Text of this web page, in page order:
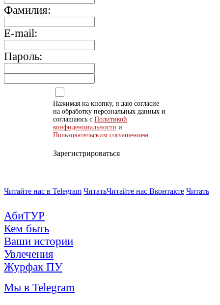
Фамилия:
E-mail:
Пароль:
Нажимая на кнопку, я даю согласие
на обработку персональных данных и
соглашаюсь с Политикой
конфиденциальности и
Пользовательским соглашением
Зарегистрироваться
Читайте нас в Telegram ЧитатьЧитайте нас Вконтакте Читать
АбиТУР
Кем быть
Ваши истории
Увлечения
Журфак ПУ
Мы в Telegram